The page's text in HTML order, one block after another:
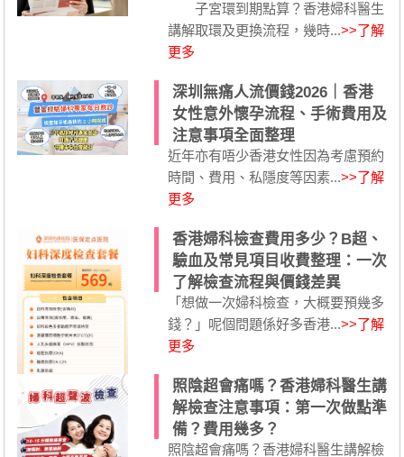
子宮環到期點算？香港婦科醫生
講解取環及更換流程，幾時...>>了解
更多
深圳無痛人流價錢2026｜香港
女性意外懷孕流程、手術費用及
注意事項全面整理
近年亦有唔少香港女性因為考慮預約
時間、費用、私隱度等因素...>>了解
更多
香港婦科檢查費用多少？B超、
驗血及常見項目收費整理：一次
了解檢查流程與價錢差異
「想做一次婦科檢查，大概要預幾多
錢？」呢個問題係好多香港...>>了解
更多
照陰超會痛嗎？香港婦科醫生講
解檢查注意事項：第一次做點準
備？費用幾多？
照陰超會痛嗎？香港婦科醫生講解檢